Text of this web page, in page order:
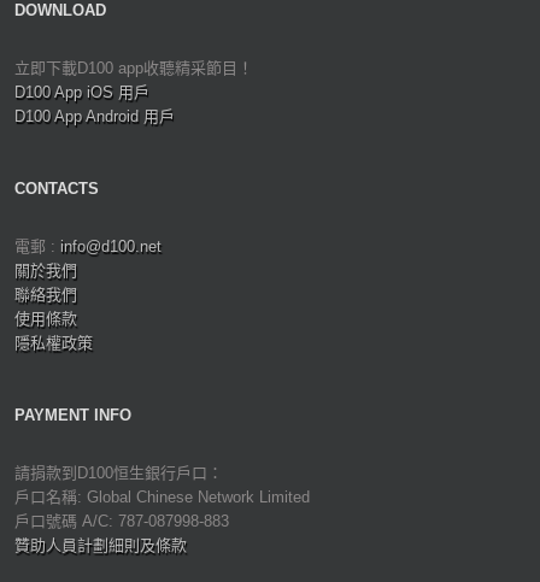
DOWNLOAD
立即下載D100 app收聽精采節目！
D100 App iOS 用戶
D100 App Android 用戶
CONTACTS
電郵 : info@d100.net
關於我們
聯絡我們
使用條款
隱私權政策
PAYMENT INFO
請捐款到D100恒生銀行戶口：
戶口名稱: Global Chinese Network Limited
戶口號碼 A/C: 787-087998-883
贊助人員計劃細則及條款